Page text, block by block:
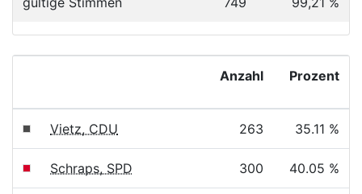
Anzahl Prozent
Vietz, CDU 263 35.11 %
Schraps, SPD 300 40.05 %